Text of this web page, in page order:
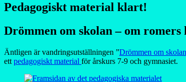
Pedagogiskt material klart!
Drömmen om skolan – om
Äntligen är vandringsutställningen ”Drömmen om
ett pedagogiskt material för årskurs 7-9 och gymnasiet.